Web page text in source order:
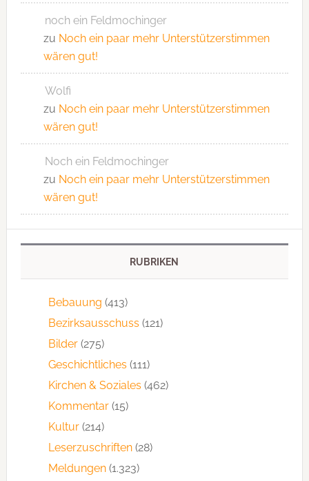
noch ein Feldmochinger
zu Noch ein paar mehr Unterstützerstimmen
wären gut!
Wolfi
zu Noch ein paar mehr Unterstützerstimmen
wären gut!
Noch ein Feldmochinger
zu Noch ein paar mehr Unterstützerstimmen
wären gut!
RUBRIKEN
Bebauung (413)
Bezirksausschuss (121)
Bilder(275)
Geschichtliches (111)
Kirchen & Soziales (462)
Kommentar(15)
Kultur(214)
Leserzuschriften(28)
Meldungen(1.323)